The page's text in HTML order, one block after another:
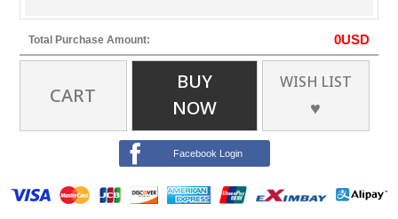
Total Purchase Amount: 0USD
CART
BUY
NOW
WISH LIST
♥
Facebook Login